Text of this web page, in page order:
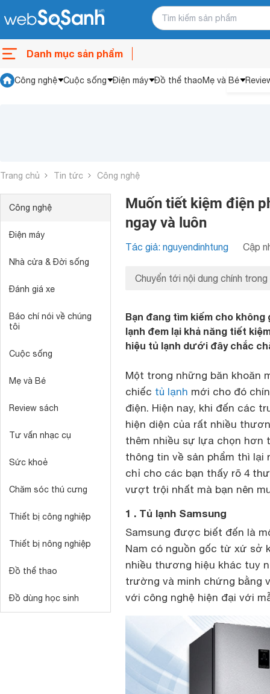
Danh mục sản phẩm
Công nghệ Cuộc sống Điện máy Đồ thể thaoMẹ và Bé
Trang chủ Tin tức Công nghệ
Công nghệ
Điện máy
Nhà cửa & Đời sống
Đánh giá xe
Báo chí nói về chúng
tôi
Cuộc sống
Mẹ và Bé
Review sách
Tư vấn nhạc cụ
Sức khoẻ
Chăm sóc thú cưng
Thiết bị công nghiệp
Thiết bị nông nghiệp
Đồ thể thao
Đồ dùng học sinh
Muốn tiết kiệm điện
ngay và luôn
Tác giả: nguyendinhtung Cập
Chuyển tới nội dung chính trong
Bạn đang tìm kiếm cho
lạnh đem lại khả năng tiết
hiệu tủ lạnh dưới đây chắc
Một trong những băn khoăn
chiếc tủ lạnh mới cho đó
điện. Hiện nay, khi đến các
hiện diện của rất nhiều
thêm nhiều sự lựa chọn hơn
thông tin về sản phẩm thì lại
chỉ cho các bạn thấy rõ 4
vượt trội nhất mà bạn nên
1 . Tủ lạnh Samsung
Samsung được biết đến là
Nam có nguồn gốc từ xứ sở
nhiều thương hiệu khác tuy
trường và minh chứng bằng
với công nghệ hiện đại với